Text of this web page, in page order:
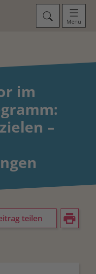
Menü
im
–
teilen